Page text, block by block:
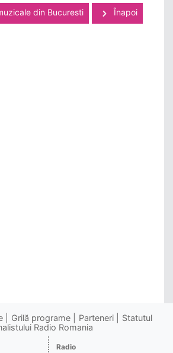
din Bucuresti Înapoi
Grilă programe Parteneri
Statutul
Radio Romania
Radio